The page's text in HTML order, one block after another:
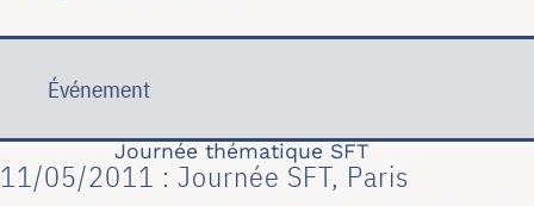
Événement
Journée thématique SFT
11/05/2011 : Journée SFT, Paris